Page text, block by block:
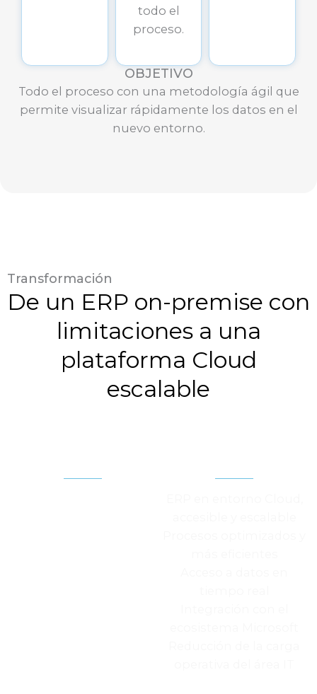
todo el
proceso.
OBJETIVO
Todo el proceso con una metodología ágil que
permite visualizar rápidamente los datos en el
nuevo entorno.
Transformación
De un ERP on-premise con
limitaciones a una
plataforma Cloud
escalable